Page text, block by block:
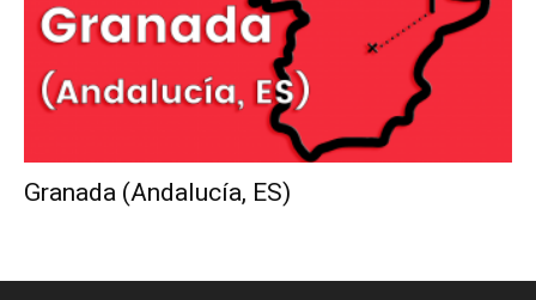
Granada (Andalucía, ES)